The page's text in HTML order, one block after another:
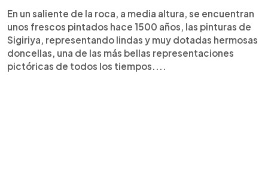
En un saliente de la roca, a media altura, se encuentran
unos frescos pintados hace 1500 años, las pinturas de
Sigiriya, representando lindas y muy dotadas hermosas
doncellas, una de las más bellas representaciones
pictóricas de todos los tiempos....